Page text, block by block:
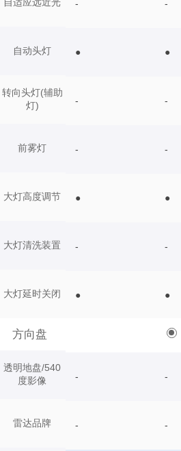
自动头灯
转向头灯(辅助
灯)
前雾灯
大灯高度调节
大灯清洗装置
大灯延时关闭
方向盘
透明地盘/540
度影像
雷达品牌
- -
● ●
- -
- -
● ●
- -
● ●
- -
- -